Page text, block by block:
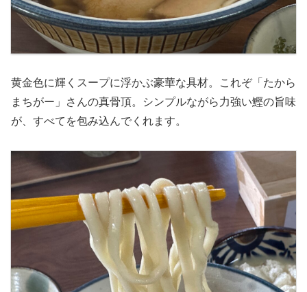
黄金色に輝くスープに浮かぶ豪華な具材。これぞ「たから
まちがー」さんの真骨頂。シンプルながら力強い鰹の旨味
が、すべてを包み込んでくれます。